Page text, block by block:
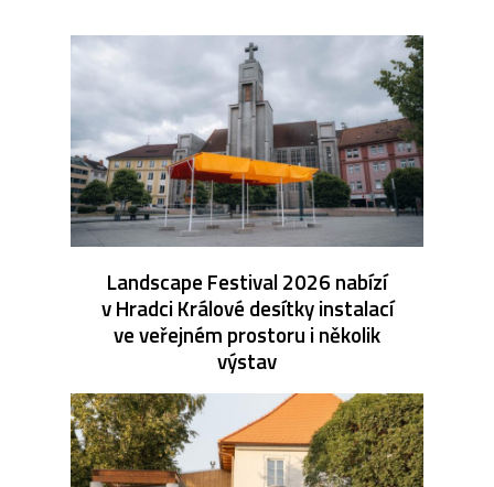
Landscape Festival 2026 nabízí
v Hradci Králové desítky instalací
ve veřejném prostoru i několik
výstav